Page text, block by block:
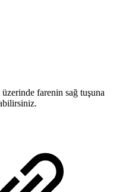
farenin sağ tuşuna